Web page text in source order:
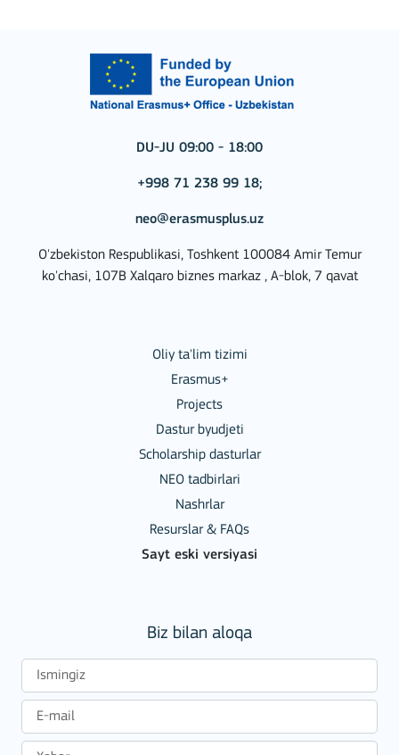
DU-JU 09:00 - 18:00
+998 71 238 99 18;
neo@erasmusplus.uz
O'zbekiston Respublikasi, Toshkent 100084 Amir Temur
ko'chasi, 107B Xalqaro biznes markaz , A-blok, 7 qavat
Oliy ta'lim tizimi
Erasmus+
Projects
Dastur byudjeti
Scholarship dasturlar
NEO tadbirlari
Nashrlar
Resurslar & FAQs
Sayt eski versiyasi
Biz bilan aloqa